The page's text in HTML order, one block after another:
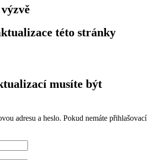
této stránky
musíte být
adresu a heslo. Pokud nemáte přihlašovací